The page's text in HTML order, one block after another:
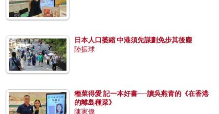
日本人口萎縮 中港須先謀劃免步其後塵
陸振球
種菜得愛 記一本好書──讀吳燕青的《在香港
的離島種菜》
陳家偉